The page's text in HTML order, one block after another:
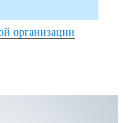
организации